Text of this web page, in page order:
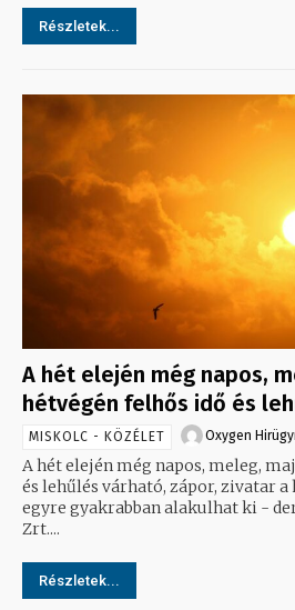
Részletek...
A hét elején még napos,
hétvégén felhős idő és
MISKOLC - KÖZÉLET Oxygen
A hét elején még napos, meleg,
és lehűlés várható, zápor, zivatar a
egyre gyakrabban alakulhat ki -
Zrt....
Részletek...